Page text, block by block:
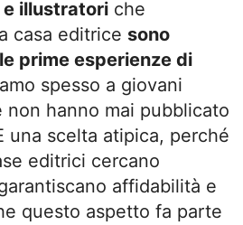
illustratori che
casa editrice sono
prime esperienze di
spesso a giovani
non hanno mai pubblicato
una scelta atipica, perché
editrici cercano
affidabilità e
questo aspetto fa parte